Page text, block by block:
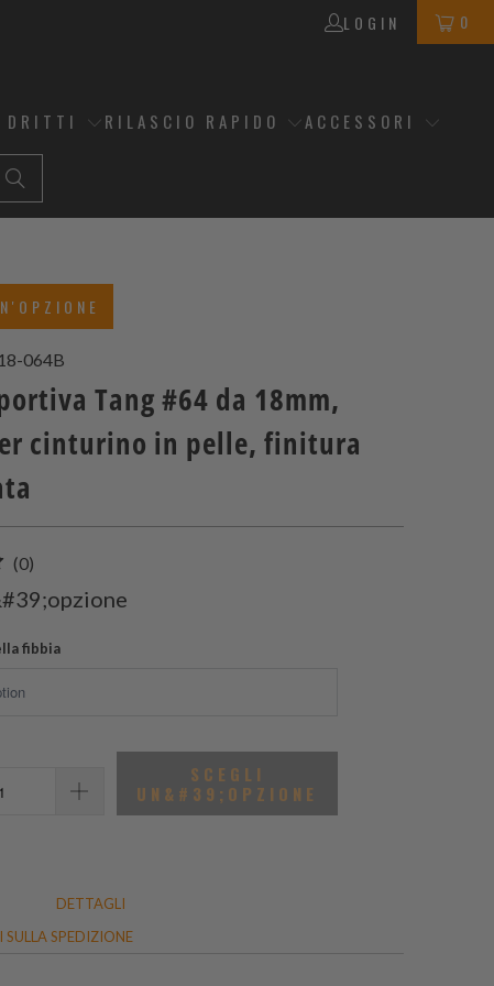
LOGIN 0
DRITTI RILASCIO RAPIDO ACCESSORI
064B
Tang #64 da 18mm,
cinturino in pelle, finitura
(0)
recensioni
totali
fibbia
SCEGLI
UN&#39;OPZIONE
DETTAGLI
SPEDIZIONE